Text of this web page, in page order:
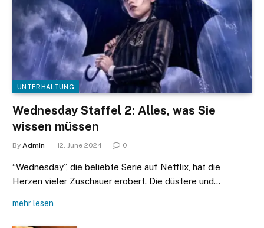
UNTERHALTUNG
Wednesday Staffel 2: Alles, was Sie
wissen müssen
By Admin 12. June 2024 0
“Wednesday”, die beliebte Serie auf Netflix, hat die
Herzen vieler Zuschauer erobert. Die düstere und…
mehr lesen